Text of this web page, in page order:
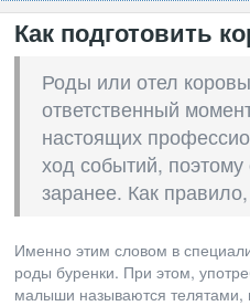
Как подготовить
Роды или отел
ответственный
настоящих
ход событий, поэтому
заранее. Как
Именно этим словом в
роды буренки. При этом,
малыши называются телятами,